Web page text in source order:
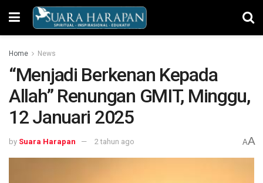
Home News
“Menjadi Berkenan Kepada
Allah” Renungan GMIT, Minggu,
12 Januari 2025
by Suara Harapan 2 tahun ago AA